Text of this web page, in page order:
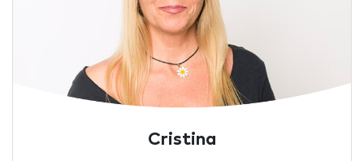
Cristina